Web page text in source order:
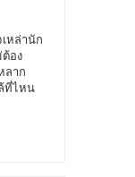
หล่านัก
อง
ลาก
ที่ไหน